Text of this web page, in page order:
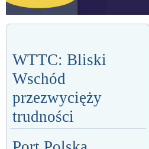
WTTC: Bliski
Wschód
przezwycięży
trudności